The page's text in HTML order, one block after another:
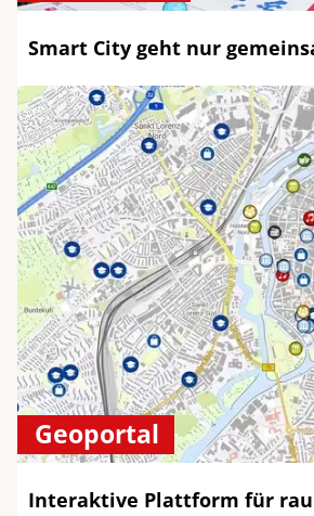
Smart City geht nur
Geoportal
Interaktive Plattform für